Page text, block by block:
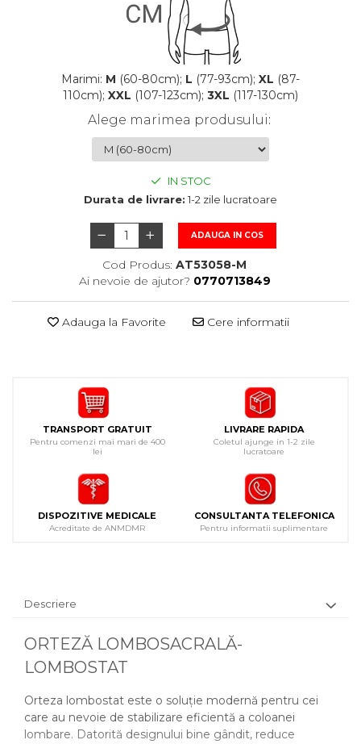
Marimi: M (60-80cm); L (77-93cm); XL (87-
110cm); XXL (107-123cm); 3XL (117-130cm)
Alege marimea produsului:
IN STOC
Durata de livrare: 1-2 zile lucratoare
ADAUGA IN COS
Cod Produs: AT53058-M
Ai nevoie de ajutor? 0770713849
Adauga la Favorite Cere informatii
TRANSPORT GRATUIT
Pentru comenzi mai mari de 400
lei
LIVRARE RAPIDA
Coletul ajunge in 1-2 zile
lucratoare
DISPOZITIVE MEDICALE
Acreditate de ANMDMR
CONSULTANTA TELEFONICA
Pentru informatii suplimentare
Descriere
ORTEZĂ LOMBOSACRALĂ-
LOMBOSTAT
Orteza lombostat este o soluție modernă pentru cei
care au nevoie de stabilizare eficientă a coloanei
lombare. Datorită designului bine gândit, reduce